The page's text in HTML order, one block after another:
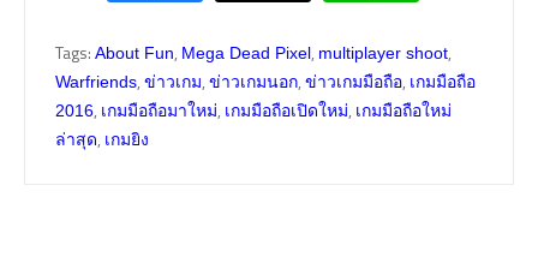
Tags: About Fun, Mega Dead Pixel, multiplayer shoot,
Warfriends, ข่าวเกม, ข่าวเกมนอก, ข่าวเกมมือถือ, เกมมือถือ
2016, เกมมือถือมาใหม่, เกมมือถือเปิดใหม่, เกมมือถือใหม่
ล่าสุด, เกมยิง